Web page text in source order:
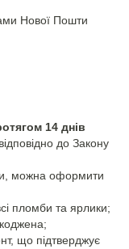
Нової Пошти
14 днів
до Закону
можна оформити
пломби та ярлики;
що підтверджує